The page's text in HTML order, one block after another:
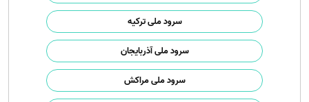
سرود ملی ترکیه
سرود ملی آذربایجان
سرود ملی مراکش